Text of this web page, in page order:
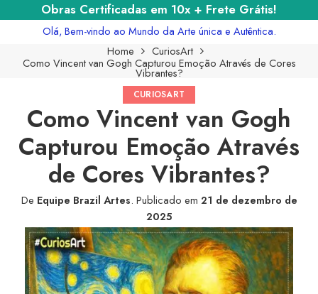
Obras Certificadas em 10x + Frete Grátis!
Olá, Bem-vindo ao Mundo da Arte única e Autêntica.
Home
CuriosArt
Como Vincent van Gogh Capturou Emoção Através de Cores
Vibrantes?
CURIOSART
Como Vincent van Gogh
Capturou Emoção Através
de Cores Vibrantes?
De Equipe Brazil Artes. Publicado em 21 de dezembro de
2025